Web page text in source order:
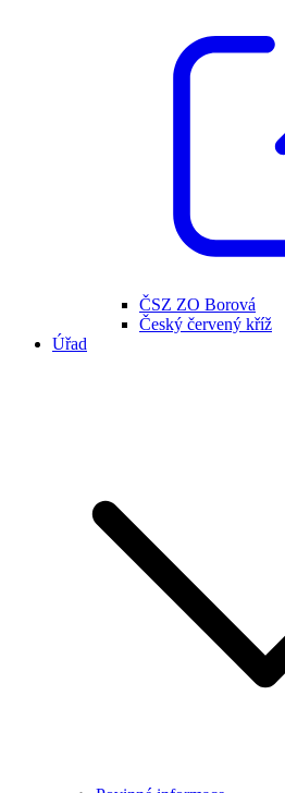
ČSZ ZO Borová
Český červený kříž
Úřad